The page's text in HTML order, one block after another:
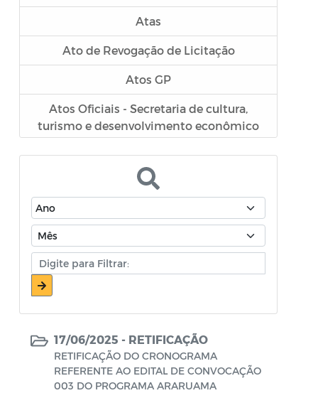
Atas
Ato de Revogação de Licitação
Atos GP
Atos Oficiais - Secretaria de cultura,
turismo e desenvolvimento econômico
Atos Oficiais - Secretaria de Educação
Atos Oficiais - Secretaria de Fazenda e
Planejamento
Atos Oficiais - Secretaria de Saúde
Atos Oficiais - Secretaria de Transportes
Atos Oficiais - Secretaria Municipal de
Atos Oficiais - Secretaria Municipal de
Política Social, Trabalho, Habitação,
Terceira Idade e Desenvolvimento
17/06/2025 - RETIFICAÇÃO
RETIFICAÇÃO DO CRONOGRAMA
REFERENTE AO EDITAL DE CONVOCAÇÃO
003 DO PROGRAMA ARARUAMA